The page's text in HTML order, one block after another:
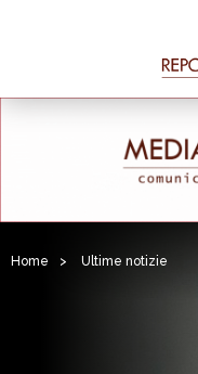
Home > Ultime notizie